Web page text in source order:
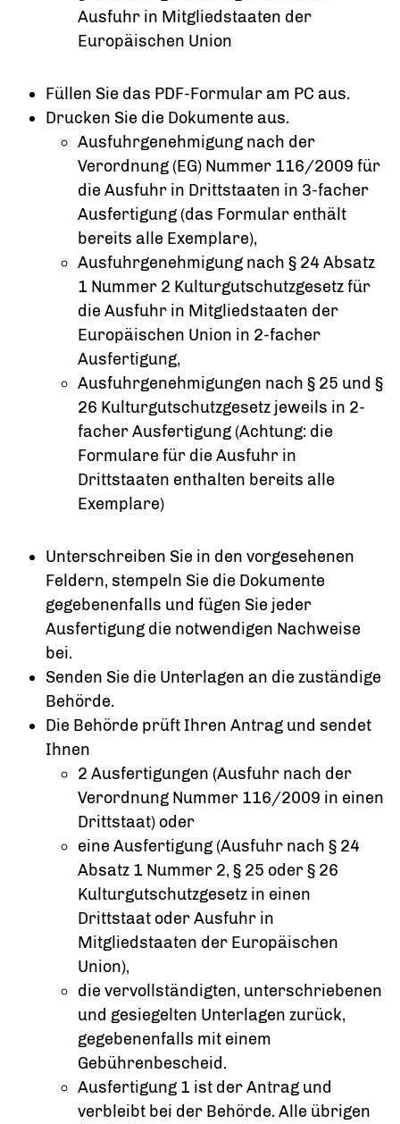
Ausfuhr in Mitgliedstaaten der
Europäischen Union
Füllen Sie das PDF-Formular am PC aus.
Drucken Sie die Dokumente aus.
Ausfuhrgenehmigung nach der
Verordnung (EG) Nummer 116/2009 für
die Ausfuhr in Drittstaaten in 3-facher
Ausfertigung (das Formular enthält
bereits alle Exemplare),
Ausfuhrgenehmigung nach § 24 Absatz
1 Nummer 2 Kulturgutschutzgesetz für
die Ausfuhr in Mitgliedstaaten der
Europäischen Union in 2-facher
Ausfertigung,
Ausfuhrgenehmigungen nach § 25 und §
26 Kulturgutschutzgesetz jeweils in 2-
facher Ausfertigung (Achtung: die
Formulare für die Ausfuhr in
Drittstaaten enthalten bereits alle
Exemplare)
Unterschreiben Sie in den vorgesehenen
Feldern, stempeln Sie die Dokumente
gegebenenfalls und fügen Sie jeder
Ausfertigung die notwendigen Nachweise
bei.
Senden Sie die Unterlagen an die zuständige
Behörde.
Die Behörde prüft Ihren Antrag und sendet
Ihnen
2 Ausfertigungen (Ausfuhr nach der
Verordnung Nummer 116/2009 in einen
Drittstaat) oder
eine Ausfertigung (Ausfuhr nach § 24
Absatz 1 Nummer 2, § 25 oder § 26
Kulturgutschutzgesetz in einen
Drittstaat oder Ausfuhr in
Mitgliedstaaten der Europäischen
Union),
die vervollständigten, unterschriebenen
und gesiegelten Unterlagen zurück,
gegebenenfalls mit einem
Gebührenbescheid.
Ausfertigung 1 ist der Antrag und
verbleibt bei der Behörde. Alle übrigen